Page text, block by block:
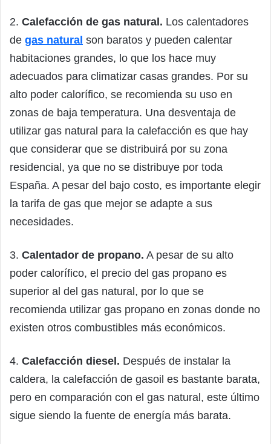
2. Calefacción de gas natural. Los calentadores
de gas natural son baratos y pueden calentar
habitaciones grandes, lo que los hace muy
adecuados para climatizar casas grandes. Por su
alto poder calorífico, se recomienda su uso en
zonas de baja temperatura. Una desventaja de
utilizar gas natural para la calefacción es que hay
que considerar que se distribuirá por su zona
residencial, ya que no se distribuye por toda
España. A pesar del bajo costo, es importante elegir
la tarifa de gas que mejor se adapte a sus
necesidades.
3. Calentador de propano. A pesar de su alto
poder calorífico, el precio del gas propano es
superior al del gas natural, por lo que se
recomienda utilizar gas propano en zonas donde no
existen otros combustibles más económicos.
4. Calefacción diesel. Después de instalar la
caldera, la calefacción de gasoil es bastante barata,
pero en comparación con el gas natural, este último
sigue siendo la fuente de energía más barata.